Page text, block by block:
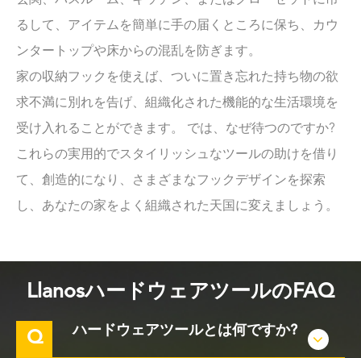
るして、アイテムを簡単に手の届くところに保ち、カウ
ンタートップや床からの混乱を防ぎます。
家の収納フックを使えば、ついに置き忘れた持ち物の欲
求不満に別れを告げ、組織化された機能的な生活環境を
受け入れることができます。 では、なぜ待つのですか?
これらの実用的でスタイリッシュなツールの助けを借り
て、創造的になり、さまざまなフックデザインを探索
し、あなたの家をよく組織された天国に変えましょう。
LlanosハードウェアツールのFAQ
Q ハードウェアツールとは何ですか?